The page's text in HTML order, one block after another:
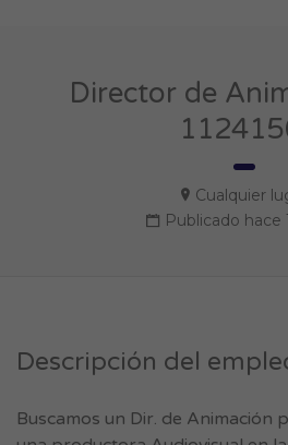
Director de
Cualquier
Publicado hace
Descripción del
Buscamos un Dir. de Animación